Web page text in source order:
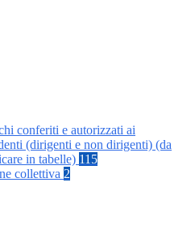
conferiti e autorizzati ai
(dirigenti e non dirigenti) (da
in tabelle) 115
collettiva 2